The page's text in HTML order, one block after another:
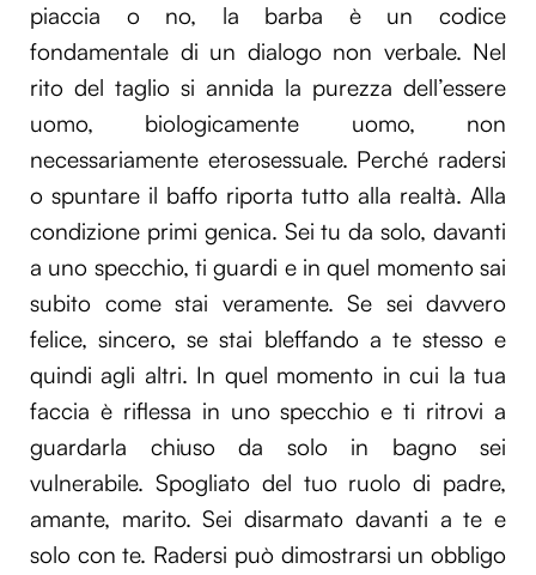
piaccia o no, la barba è un codice
fondamentale di un dialogo non verbale. Nel
rito del taglio si annida la purezza dell’essere
uomo, biologicamente uomo, non
necessariamente eterosessuale. Perché radersi
o spuntare il baffo riporta tutto alla realtà. Alla
condizione primi genica. Sei tu da solo, davanti
a uno specchio, ti guardi e in quel momento sai
subito come stai veramente. Se sei davvero
felice, sincero, se stai bleffando a te stesso e
quindi agli altri. In quel momento in cui la tua
faccia è riflessa in uno specchio e ti ritrovi a
guardarla chiuso da solo in bagno sei
vulnerabile. Spogliato del tuo ruolo di padre,
amante, marito. Sei disarmato davanti a te e
solo con te. Radersi può dimostrarsi un obbligo